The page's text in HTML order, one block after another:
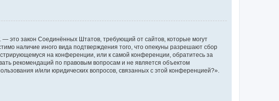
— это закон Соединённых Штатов, требующий от сайтов, которые могут
наличие иного вида подтверждения того, что опекуны разрешают сбор
на конференции, или к самой конференции, обратитесь за
рекомендаций по правовым вопросам и не является объектом
и/или юридических вопросов, связанных с этой конференцией?».